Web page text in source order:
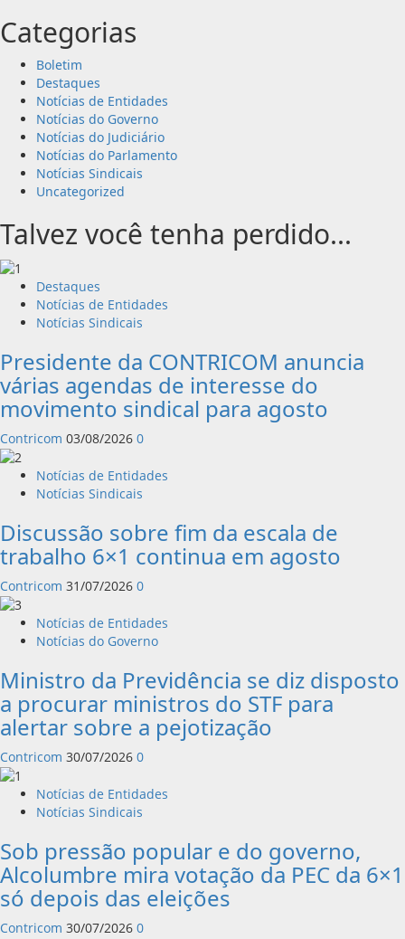
Categorias
Boletim
Destaques
Notícias de Entidades
Notícias do Governo
Notícias do Judiciário
Notícias do Parlamento
Notícias Sindicais
Uncategorized
Talvez você tenha perdido...
Destaques
Notícias de Entidades
Notícias Sindicais
Presidente da CONTRICOM anuncia
várias agendas de interesse do
movimento sindical para agosto
Contricom 03/08/2026 0
Notícias de Entidades
Notícias Sindicais
Discussão sobre fim da escala de
trabalho 6×1 continua em agosto
Contricom 31/07/2026 0
Notícias de Entidades
Notícias do Governo
Ministro da Previdência se diz disposto
a procurar ministros do STF para
alertar sobre a pejotização
Contricom 30/07/2026 0
Notícias de Entidades
Notícias Sindicais
Sob pressão popular e do governo,
Alcolumbre mira votação da PEC da 6×1
só depois das eleições
Contricom 30/07/2026 0